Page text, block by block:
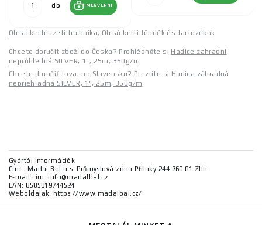
db MEGVENNI
Olcsó kertészeti technika, Olcsó kerti tömlők és tartozékok
Chcete doručit zboží do Česka? Prohlédněte si Hadice zahradní
neprůhledná SILVER, 1", 25m, 360g/m
Chcete doručiť tovar na Slovensko? Prezrite si Hadica záhradná
nepriehľadná SILVER, 1", 25m, 360g/m
Gyártói információk
Cím : Madal Bal a.s. Průmyslová zóna Příluky 244 760 01 Zlín
E-mail cím: info@madalbal.cz
EAN: 8585019744524
Weboldalak: https://www.madalbal.cz/